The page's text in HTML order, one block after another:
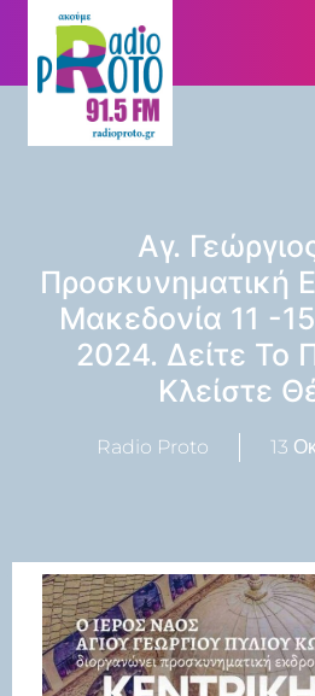
Αγ.
Προσκυνηματική
Μακεδονία 11 -
2024. Δείτε Το
Κλείστε
Radio Proto 13